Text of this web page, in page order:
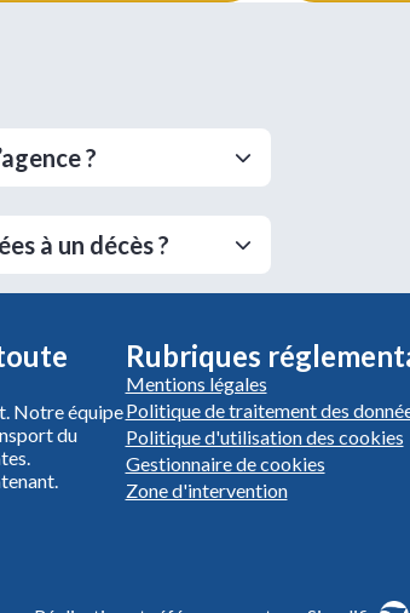
?
à un décès ?
Notre équipe
du
Rubriques
Mentions légales
Politique de traitement des
Politique d'utilisation des cookies
Gestionnaire de cookies
Zone d'intervention